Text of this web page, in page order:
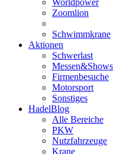
Worldpower
Zoomlion
Schwimmkrane
Aktionen
Schwerlast
Messen&Shows
Firmenbesuche
Motorsport
Sonstiges
HadelBlog
Alle Bereiche
PKW
Nutzfahrzeuge
Krane